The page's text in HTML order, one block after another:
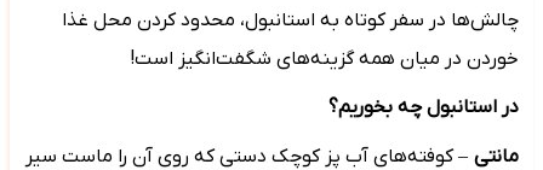
چالش‌ها در سفر کوتاه به استانبول، محدود کردن محل غذا
خوردن در میان همه گزینه‌های شگفت‌انگیز است!
در استانبول چه بخوریم؟
مانتی – کوفته‌های آب پز کوچک دستی که روی آن را ماست سیر